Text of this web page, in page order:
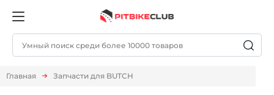
Главная Запчасти для BUTCH